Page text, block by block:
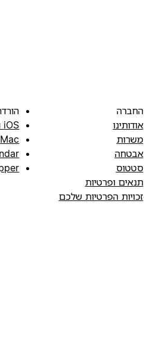
החברה
אודותינו
משרות
אבטחה
סטטוס
תנאים ופרטיות
זכויות הפרטיות שלכם
iOS ו-Android
Mac ו-Windows